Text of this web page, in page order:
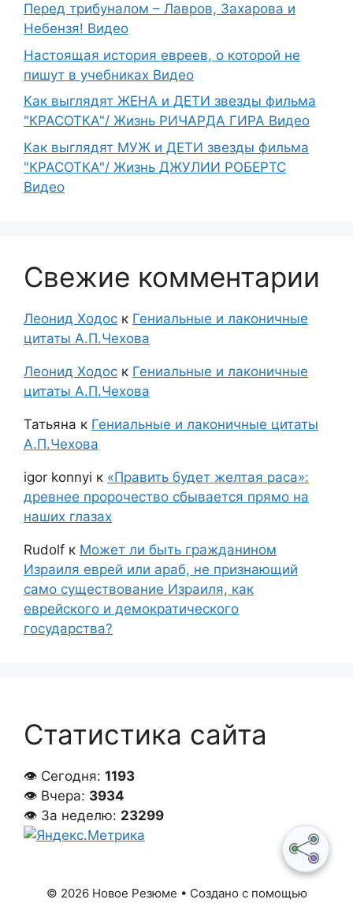
Перед трибуналом – Лавров, Захарова и
Небензя! Видео
Настоящая история евреев, о которой не
пишут в учебниках Видео
Как выглядят ЖЕНА и ДЕТИ звезды фильма
"КРАСОТКА"/ Жизнь РИЧАРДА ГИРА Видео
Как выглядят МУЖ и ДЕТИ звезды фильма
"КРАСОТКА"/ Жизнь ДЖУЛИИ РОБЕРТС
Видео
Свежие комментарии
Леонид Ходос к Гениальные и лаконичные
цитаты А.П.Чехова
Леонид Ходос к Гениальные и лаконичные
цитаты А.П.Чехова
Татьяна к Гениальные и лаконичные цитаты
А.П.Чехова
igor konnyi к «Править будет желтая раса»:
древнее пророчество сбывается прямо на
наших глазах
Rudolf к Может ли быть гражданином
Израиля еврей или араб, не признающий
само существование Израиля, как
еврейского и демократического
государства?
Статистика сайта
👁 Сегодня: 1193
👁 Вчера: 3934
👁 За неделю: 23299
© 2026 Новое Резюме • Создано с помощью